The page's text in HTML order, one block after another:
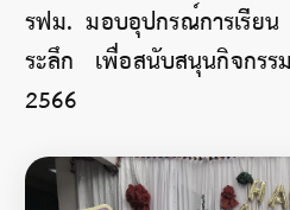
รฟม. มอบอุปกรณ์การเรีย
ระลึก เพื่อสนับสนุนกิจกรร
2566